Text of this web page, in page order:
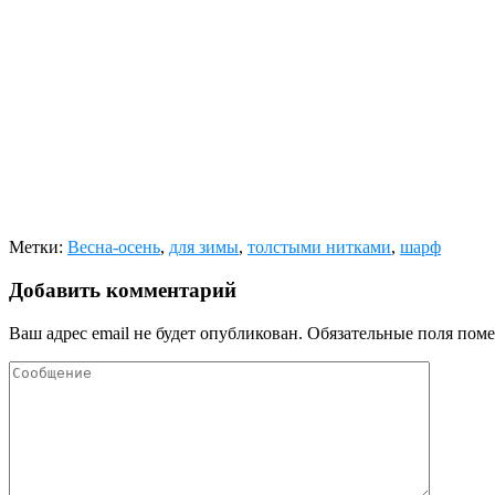
Метки: Весна-осень, для зимы, толстыми нитками, шарф
Добавить комментарий
Ваш адрес email не будет опубликован. Обязательные поля